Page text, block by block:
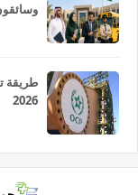
2026